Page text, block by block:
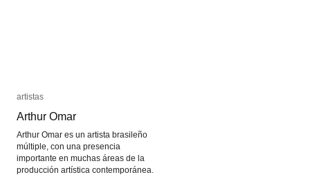
artistas
Arthur Omar
Arthur Omar es un artista brasileño
múltiple, con una presencia
importante en muchas áreas de la
producción artística contemporánea.
artistas
Arthur Omar